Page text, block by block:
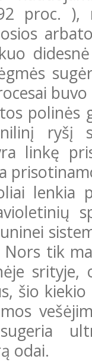
proc.
polinės
ryšį
linkę
tik
srityje,
šio
sugeria
odai.